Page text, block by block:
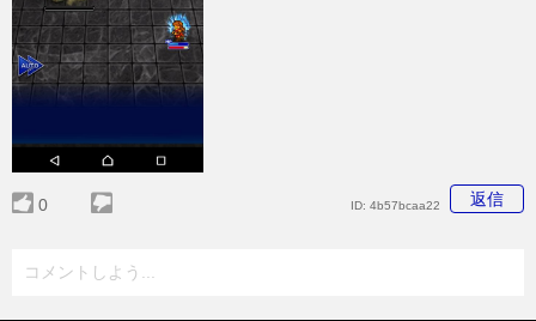
0 返信
ID: 4b57bcaa22
コメントしよう...